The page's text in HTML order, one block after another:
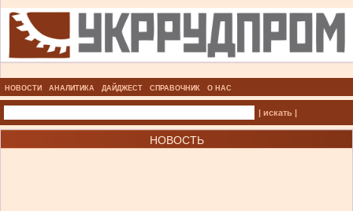
НОВОСТИ АНАЛИТИКА ДАЙДЖЕСТ СПРАВОЧНИК О НАС
| искать |
НОВОСТЬ